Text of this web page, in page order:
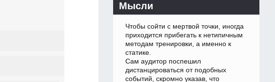
Мысли
Чтобы сойти с мертвой точки, иногда
приходится прибегать к нетипичным
методам тренировки, а именно к
статике.
Сам аудитор поспешил
дистанцироваться от подобных
событий, скромно указав, что